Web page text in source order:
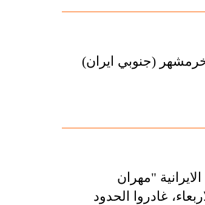
(جنوبي ايران)
"مهران
غادروا الحدود